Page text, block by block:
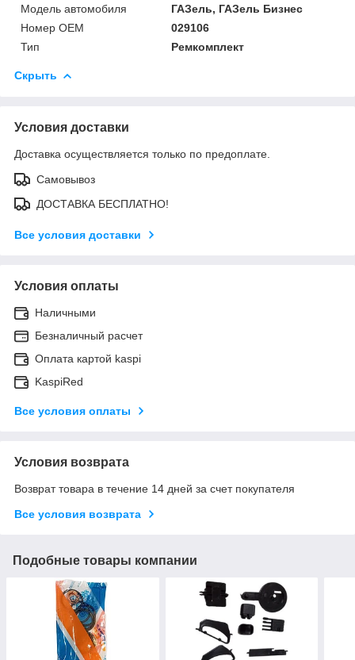
Модель автомобиля
ГАЗель, ГАЗель Бизнес
Номер OEM
029106
Тип
Ремкомплект
Скрыть
Условия доставки
Доставка осуществляется только по предоплате.
Самовывоз
ДОСТАВКА БЕСПЛАТНО!
Все условия доставки
Условия оплаты
Наличными
Безналичный расчет
Оплата картой kaspi
KaspiRed
Все условия оплаты
Условия возврата
Возврат товара в течение 14 дней за счет покупателя
Все условия возврата
Подобные товары компании